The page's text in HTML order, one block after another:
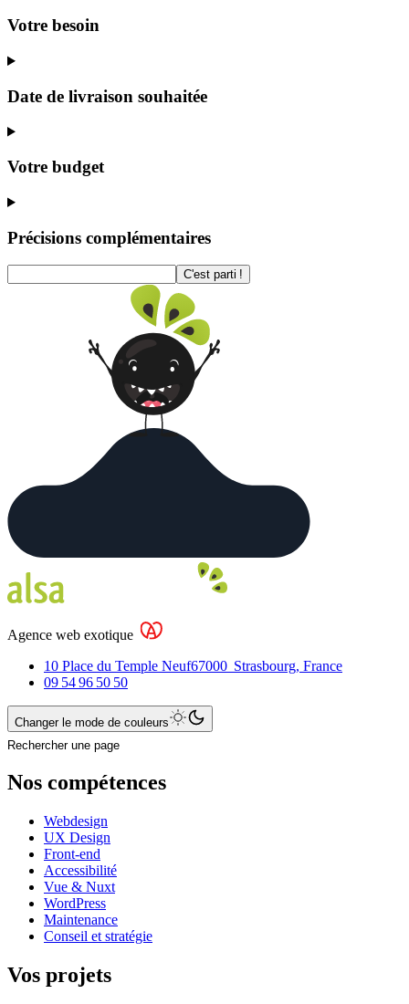
Votre besoin
Date de livraison souhaitée
Votre budget
Précisions complémentaires
C'est parti !
Agence web exotique
10 Place du Temple Neuf67000 Strasbourg, France
09 54 96 50 50
Changer le mode de couleurs
Rechercher une page
Nos compétences
Webdesign
UX Design
Front-end
Accessibilité
Vue & Nuxt
WordPress
Maintenance
Conseil et stratégie
Vos projets